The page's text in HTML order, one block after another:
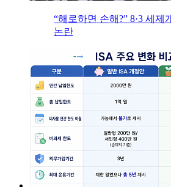
“해로하면 손해?” 8·3 세제
논란